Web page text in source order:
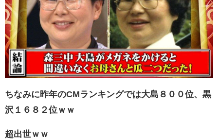
ちなみに昨年のCMランキングでは大島８００位、黒
沢１６８２位ｗｗ
超出世ｗｗ